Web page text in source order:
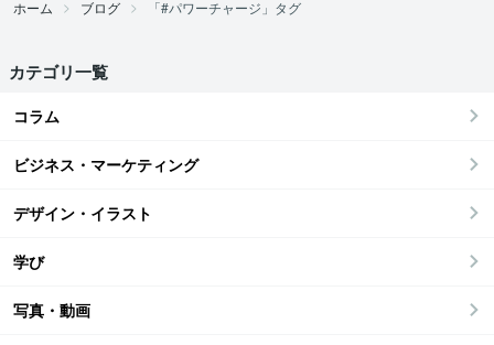
ホーム ブログ 「#パワーチャージ」タグ
カテゴリ一覧
コラム
ビジネス・マーケティング
デザイン・イラスト
学び
写真・動画